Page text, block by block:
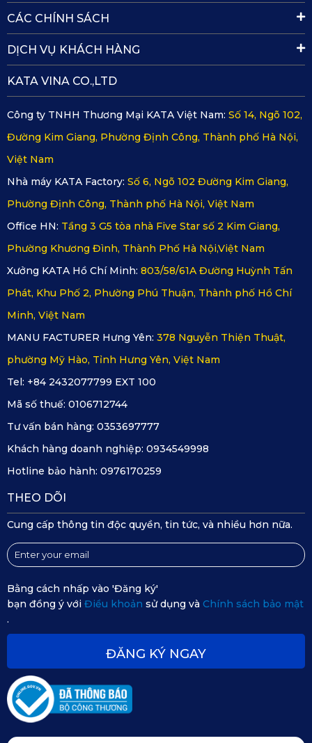
Thiết kế rèm thông minh mang lại sự tiện lợi khi sử dụng
✔️Phụ kiện chắc chắn và cố định với khung xe
Khung mỗi bộ rèm được sử dụng thép Carbon chắc chắn có
độ bền cao. Kết hợp dọc phần khung được sắp xếp nam
✔️Rèm che nắng ô tô vừa khít với cửa kính xe
Ford Everest 2023
KATA hiểu rằng mỗi dòng xe ô tô đều có đặc điểm và kích
CÁC CHÍNH SÁCH
DỊCH VỤ KHÁCH HÀNG
KATA VINA CO.,LTD
Công ty TNHH Thương Mại KATA Việt Nam: Số 14, Ngõ 102,
Đường Kim Giang, Phường Định Công, Thành phố Hà Nội,
Việt Nam
Nhà máy KATA Factory: Số 6, Ngõ 102 Đường Kim Giang,
Phường Định Công, Thành phố Hà Nội, Việt Nam
Office HN: Tầng 3 G5 tòa nhà Five Star số 2 Kim Giang,
Phường Khương Đình, Thành Phố Hà Nội,Việt Nam
Xưởng KATA Hồ Chí Minh: 803/58/61A Đường Huỳnh Tấn
Phát, Khu Phố 2, Phường Phú Thuận, Thành phố Hồ Chí
Minh, Việt Nam
MANU FACTURER Hưng Yên: 378 Nguyễn Thiện Thuật,
phường Mỹ Hào, Tỉnh Hưng Yên, Việt Nam
Tel: +84 2432077799 EXT 100
Mã số thuế: 0106712744
Tư vấn bán hàng: 0353697777
Khách hàng doanh nghiệp: 0934549998
Hotline bảo hành: 0976170259
THEO DÕI
Cung cấp thông tin độc quyền, tin tức, và nhiều hơn nữa.
Bằng cách nhấp vào 'Đăng ký'
bạn đồng ý với Điều khoản sử dụng và Chính sách bảo mật
.
ĐĂNG KÝ NGAY